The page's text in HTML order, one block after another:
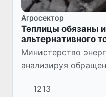
Агросектор
Теплицы обязаны
альтернативного
Министерство
анализируя
поводу отключения
напоминает, что
1213